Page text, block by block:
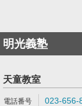
明光義塾
天童教室
023-656-